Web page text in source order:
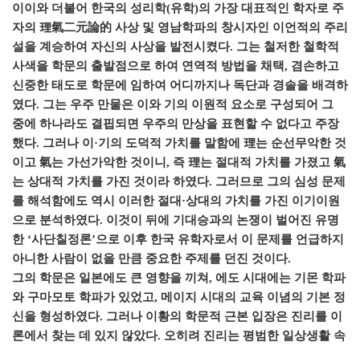
이이와 더불어 한국의 성리학(유학)의 가장 대표적인 학자로 주
자의 理氣二元論的 사상 및 영남학파의 창시자인 이언적의 주리
설을 계승하여 자신의 사상을 발전시켰다. 그는 철저한 철학적
사색을 학문의 출발점으로 하여 연역적 방법을 채택, 겸손하고
신중한 태도로 학문에 임하여 어디까지나 독단과 경솔을 배격하
였다. 그는 우주 만물은 이와 기의 이원적 요소로 구성되어 그
중에 하나라도 결핍되면 우주의 만상을 표현할 수 없다고 주장
했다. 그러나 이·기의 도덕적 가치를 말함에 理는 순선무악한 것
이고 氣는 가선가악한 것이니, 즉 理는 절대적 가치를 가졌고 氣
는 상대적 가치를 가진 것이라 하였다. 그러므로 그의 심성 문제
를 해석함에도 역시 이러한 절대·상대의 가치를 가진 이기이원
으로 분석하였다. 이것이 뒤에 기대승과의 논쟁이 벌어진 유명
한 ‘사단칠정론’으로 이후 한국 유학자로서 이 문제를 언급하지
아니한 사람이 없을 만큼 중요한 주제를 던진 것이다.
그의 학문은 일본에도 큰 영향을 끼쳐, 에도 시대에는 기몬 학파
와 구마모토 학파가 있었고, 메이지 시대의 교육 이념의 기본 정
신을 형성하였다. 그러나 이황의 학문적 근본 입장은 진리를 이
론에서 찾는 데 있지 않았다. 오히려 진리는 평범한 일상생활 속